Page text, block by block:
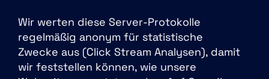
Wir werten diese Server-Protokolle
regelmäßig anonym für statistische
Zwecke aus (Click Stream Analysen), damit
wir feststellen können, wie unsere